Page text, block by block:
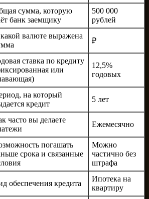
сумма, которую
банк заемщику
500 000
рублей
валюте выражена
₽
ставка по кредиту
или
12,5%
годовых
на который
кредит
5 лет
часто вы делаете
Ежемесячно
погашать
срока и связанные
Можно
частично без
штрафа
обеспечения кредита
Ипотека на
квартиру